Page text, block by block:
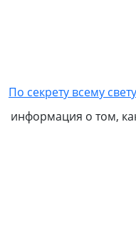
партнером
NSP
По секрету всему
информация о том,